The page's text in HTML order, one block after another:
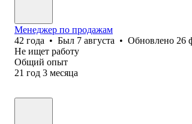
Менеджер по продажам
42 года • Был 7 августа • Обновлено 26
Не ищет работу
Общий опыт
21 год 3 месяца